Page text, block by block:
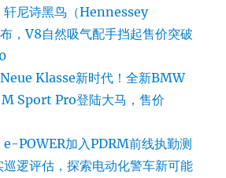
轩尼诗黑鸟（Hennessey
，V8自然吸气配手挡起售价突破
Klasse新时代！全新BMW
Sport Pro登陆大马，售价
POWER加入PDRM前线执勤测
逻评估，探索电动化警车新可能